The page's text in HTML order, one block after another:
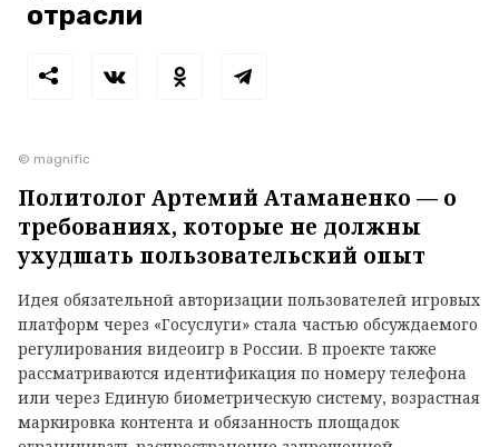
отрасли
© magnific
Политолог Артемий Атаманенко — о
требованиях, которые не должны
ухудшать пользовательский опыт
Идея обязательной авторизации пользователей игровых
платформ через «Госуслуги» стала частью обсуждаемого
регулирования видеоигр в России. В проекте также
рассматриваются идентификация по номеру телефона
или через Единую биометрическую систему, возрастная
маркировка контента и обязанность площадок